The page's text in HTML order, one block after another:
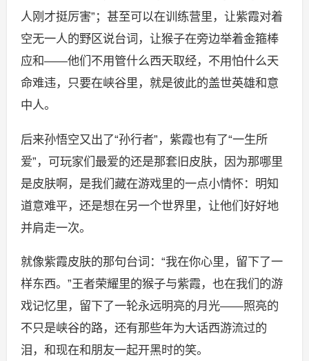
人刚才挺厉害”；甚至可以在训练营里，让紫霞对着
空无一人的野区说台词，让猴子在旁边举着金箍棒
应和——他们不用管什么西天取经，不用怕什么天
命难违，只要在峡谷里，就是彼此的盖世英雄和意
中人。
后来孙悟空又出了“孙行者”，紫霞也有了“一生所
爱”，可玩家们最爱的还是那套旧皮肤，因为那哪里
是皮肤啊，是我们藏在游戏里的一点小情怀：明知
道意难平，还是想在另一个世界里，让他们好好地
并肩走一次。
就像紫霞皮肤的那句台词：“我在你心里，留下了一
样东西。”王者荣耀里的猴子与紫霞，也在我们的游
戏记忆里，留下了一轮永远明亮的月光——照亮的
不只是峡谷的路，还有那些年为大话西游流过的
泪，和现在和朋友一起开黑时的笑。